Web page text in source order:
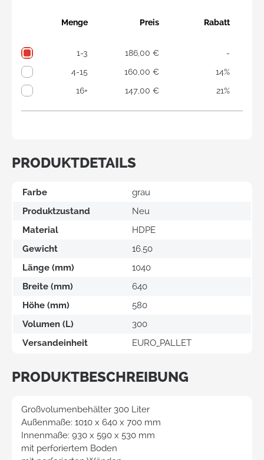
PRODUKTDETAILS
Farbe
grau
Produktzustand
Neu
Material
HDPE
Gewicht
16.50
Länge (mm)
1040
Breite (mm)
640
Höhe (mm)
580
Volumen (L)
300
Versandeinheit
EURO_PALLET
PRODUKTBESCHREIBUNG
Großvolumenbehälter 300 Liter
Außenmaße: 1010 x 640 x 700 mm
Innenmaße: 930 x 590 x 530 mm
mit perforiertem Boden
Menge Preis Rabatt
1-3 186,00 €
-
4-15
160,00 €
14%
16+
147,00 € 21%